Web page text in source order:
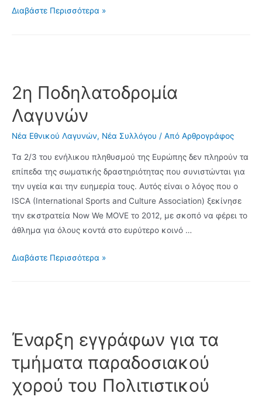
Αποτελέσμα
2015
Διαβάστε Περισσότερα »
2η Ποδηλατοδρομία
Λαγυνών
Νέα Εθνικού Λαγυνών, Νέα Συλλόγου / Από Αρθρογράφος
Τα 2/3 του ενήλικου πληθυσμού της Ευρώπης δεν πληρούν τα
επίπεδα της σωματικής δραστηριότητας που συνιστώνται για
την υγεία και την ευημερία τους. Αυτός είναι ο λόγος που ο
ISCA (International Sports and Culture Association) ξεκίνησε
την εκστρατεία Now We MOVE το 2012, με σκοπό να φέρει το
άθλημα για όλους κοντά στο ευρύτερο κοινό …
2η
Διαβάστε Περισσότερα »
Έναρξη εγγράφων για τα
τμήματα παραδοσιακού
χορού του Πολιτιστικού